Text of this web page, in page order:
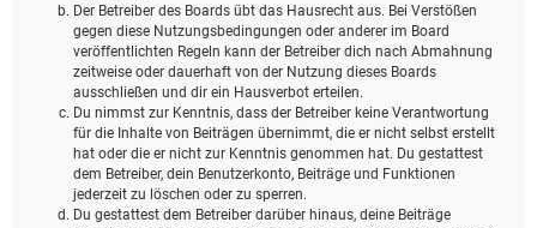
Der Betreiber des Boards übt das Hausrecht aus. Bei Verstößen
gegen diese Nutzungsbedingungen oder anderer im Board
veröffentlichten Regeln kann der Betreiber dich nach Abmahnung
zeitweise oder dauerhaft von der Nutzung dieses Boards
ausschließen und dir ein Hausverbot erteilen.
Du nimmst zur Kenntnis, dass der Betreiber keine Verantwortung
für die Inhalte von Beiträgen übernimmt, die er nicht selbst erstellt
hat oder die er nicht zur Kenntnis genommen hat. Du gestattest
dem Betreiber, dein Benutzerkonto, Beiträge und Funktionen
jederzeit zu löschen oder zu sperren.
Du gestattest dem Betreiber darüber hinaus, deine Beiträge